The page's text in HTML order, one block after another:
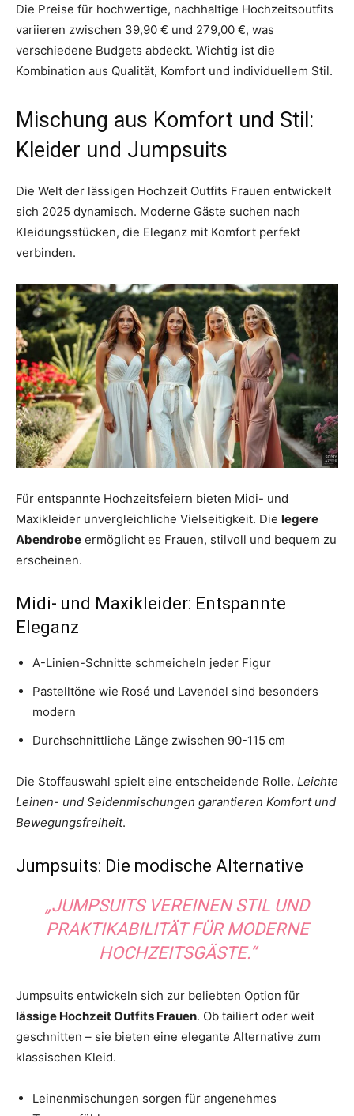
Die Preise für hochwertige, nachhaltige Hochzeitsoutfits
variieren zwischen 39,90 € und 279,00 €, was
verschiedene Budgets abdeckt. Wichtig ist die
Kombination aus Qualität, Komfort und individuellem Stil.
Mischung aus Komfort und Stil:
Kleider und Jumpsuits
Die Welt der lässigen Hochzeit Outfits Frauen entwickelt
sich 2025 dynamisch. Moderne Gäste suchen nach
Kleidungsstücken, die Eleganz mit Komfort perfekt
verbinden.
Für entspannte Hochzeitsfeiern bieten Midi- und
Maxikleider unvergleichliche Vielseitigkeit. Die legere
Abendrobe ermöglicht es Frauen, stilvoll und bequem zu
erscheinen.
Midi- und Maxikleider: Entspannte
Eleganz
A-Linien-Schnitte schmeicheln jeder Figur
Pastelltöne wie Rosé und Lavendel sind besonders
modern
Durchschnittliche Länge zwischen 90-115 cm
Die Stoffauswahl spielt eine entscheidende Rolle. Leichte
Leinen- und Seidenmischungen garantieren Komfort und
Bewegungsfreiheit.
Jumpsuits: Die modische Alternative
„JUMPSUITS VEREINEN STIL UND
PRAKTIKABILITÄT FÜR MODERNE
HOCHZEITSGÄSTE.“
Jumpsuits entwickeln sich zur beliebten Option für
lässige Hochzeit Outfits Frauen. Ob tailiert oder weit
geschnitten – sie bieten eine elegante Alternative zum
klassischen Kleid.
Leinenmischungen sorgen für angenehmes